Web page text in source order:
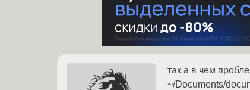
так а в чем
~/Documents/